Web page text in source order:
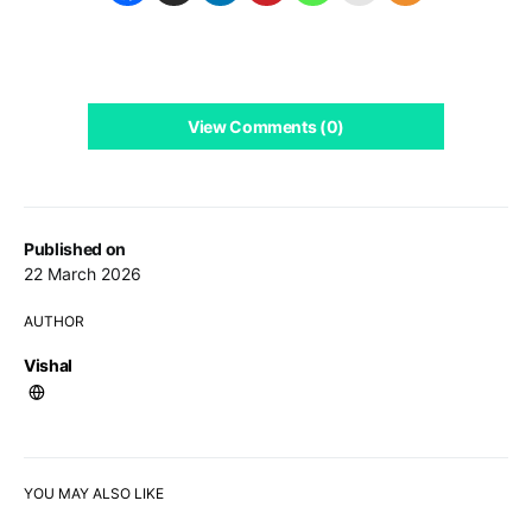
Published on
22 March 2026
AUTHOR
Vishal
View Comments (0)
YOU MAY ALSO LIKE